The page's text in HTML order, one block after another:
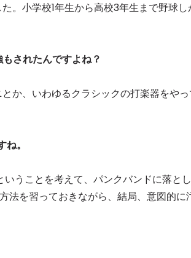
。小学校1年生から高校3年生まで野球し
されたんですよね？
か、いわゆるクラシックの打楽器をや
。
うことを考えて、パンクバンドに落とし
法を習っておきながら、結局、意図的に